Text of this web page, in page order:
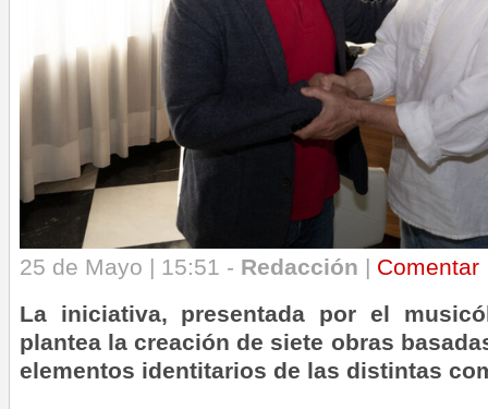
25 de Mayo | 15:51 - Redacción | Comentar
La iniciativa, presentada por el
plantea la creación de siete obras
elementos identitarios de las distintas